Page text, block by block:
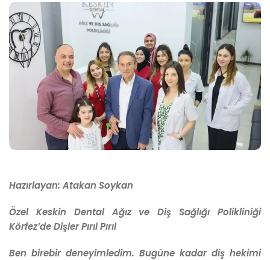
Hazırlayan: Atakan Soykan
Özel Keskin Dental Ağız ve Diş Sağlığı Polikliniği
Körfez’de Dişler Pırıl Pırıl
Ben birebir deneyimledim. Bugüne kadar diş hekimi